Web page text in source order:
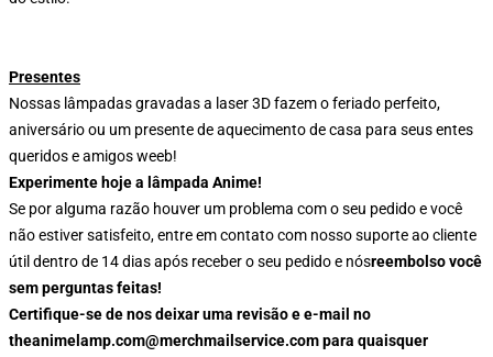
Presentes
Nossas lâmpadas gravadas a laser 3D fazem o feriado perfeito,
aniversário ou um presente de aquecimento de casa para seus entes
queridos e amigos weeb!
Experimente hoje a lâmpada Anime!
Se por alguma razão houver um problema com o seu pedido e você
não estiver satisfeito, entre em contato com nosso suporte ao cliente
útil dentro de 14 dias após receber o seu pedido e nósreembolso você
sem perguntas feitas!
Certifique-se de nos deixar uma revisão e e-mail no
theanimelamp.com@merchmailservice.com para quaisquer